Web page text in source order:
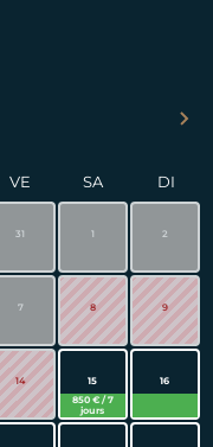
VE SA DI
31 1 2
7 8 9
14
15
850 € / 7
jours
16